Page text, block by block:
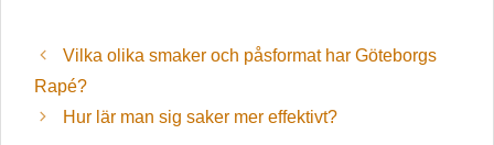
Vilka olika smaker och påsformat har Göteborgs
Rapé?
Hur lär man sig saker mer effektivt?